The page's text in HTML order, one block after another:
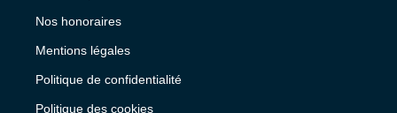
Nos honoraires
Mentions légales
Politique de confidentialité
Politique des cookies